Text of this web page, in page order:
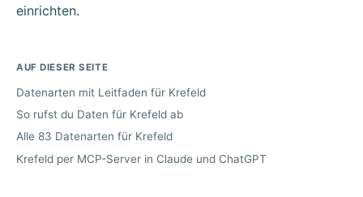
einrichten.
AUF DIESER SEITE
Datenarten mit Leitfaden für Krefeld
So rufst du Daten für Krefeld ab
Alle 83 Datenarten für Krefeld
Krefeld per MCP-Server in Claude und ChatGPT